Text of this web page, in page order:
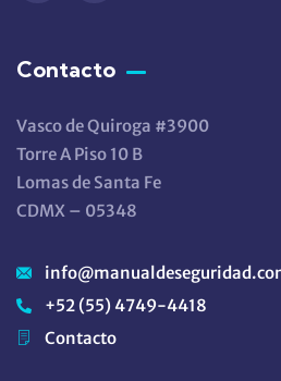
Contacto
Vasco de Quiroga #3900
Torre A Piso 10 B
Lomas de Santa Fe
CDMX – 05348
+52 (55) 4749-4418
Contacto